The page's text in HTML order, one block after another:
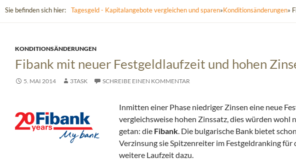
Sie befinden sich hier: Tagesgeld - Kapitalangebote vergleichen und sparen»Konditionsänderungen»
KONDITIONSÄNDERUNGEN
Fibank mit neuer Festgeldlaufzeit und hohen
5. MAI 2014 3TASK SCHREIBE EINEN KOMMENTAR
Inmitten einer Phase niedriger Zinsen eine neue
vergleichsweise hohen Zinssatz, dies würden wohl
getan: die Fibank. Die bulgarische Bank bietet
Verzinsung sie Spitzenreiter im Festgeldranking
weitere Laufzeit dazu.